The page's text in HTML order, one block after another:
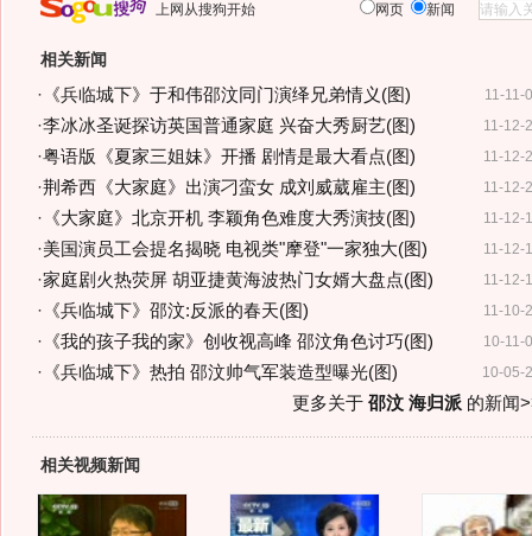
上网从搜狗开始 网页 新闻
相关新闻
11-11-
· 《兵临城下》于和伟邵汶同门演绎兄弟情义(图)
11-12-
·李冰冰圣诞探访英国普通家庭 兴奋大秀厨艺(图)
11-12-
·粤语版《夏家三姐妹》开播 剧情是最大看点(图)
11-12-
·荆希西《大家庭》出演刁蛮女 成刘威葳雇主(图)
11-12-
· 《大家庭》北京开机 李颖角色难度大秀演技(图)
11-12-
·美国演员工会提名揭晓 电视类"摩登"一家独大(图)
11-12-
·家庭剧火热荧屏 胡亚捷黄海波热门女婿大盘点(图)
11-10-
· 《兵临城下》邵汶:反派的春天(图)
10-11-
· 《我的孩子我的家》创收视高峰 邵汶角色讨巧(图)
10-05-
· 《兵临城下》热拍 邵汶帅气军装造型曝光(图)
更多关于 邵汶 海归派的新闻
相关视频新闻